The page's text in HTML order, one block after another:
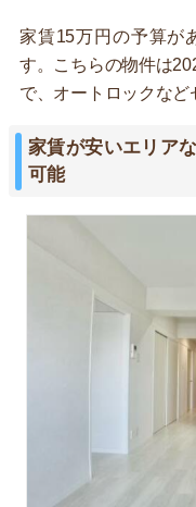
家賃15万円の予算が
す。こちらの物件は
で、オートロックなど
家賃が安いエリア
可能